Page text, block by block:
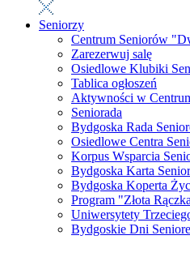
Seniorzy
Centrum Seniorów
Zarezerwuj salę
Osiedlowe Klubiki
Tablica ogłoszeń
Aktywności w
Seniorada
Bydgoska Rada
Osiedlowe Centra
Korpus Wsparcia
Bydgoska Karta
Bydgoska Koperta
Program "Złota
Uniwersytety
Bydgoskie Dni